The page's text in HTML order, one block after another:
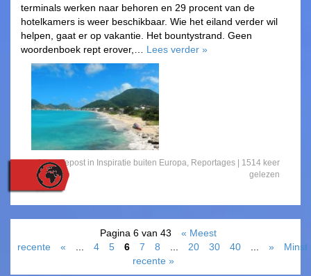
terminals werken naar behoren en 29 procent van de
hotelkamers is weer beschikbaar. Wie het eiland verder wil
helpen, gaat er op vakantie. Het bountystrand. Geen
woordenboek rept erover,… Lees verder »
Gepost in Inspiratie buiten Europa, Reportages
1514 keer
gelezen
Pagina 6 van 43
« Meest
recente
« 4 5 6 7 8 20 30 40 »
Minst
recente »